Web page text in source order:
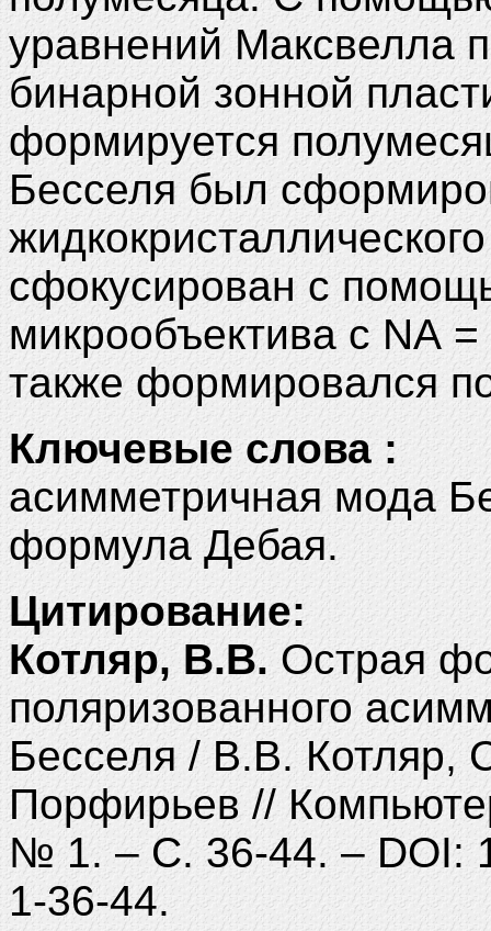
уравнений Максвелла
бинарной зонной
формируется
Бесселя был
сфокусирован с
микрообъектива с NA
также формировался
Ключевые слова :
асимметричная мода
формула Дебая.
Цитирование:
Котляр, В.В.Острая
поляризованного
Бесселя / В.В.
Порфирьев //
№ 1. – С. 36-44. – DOI:
1-36-44.